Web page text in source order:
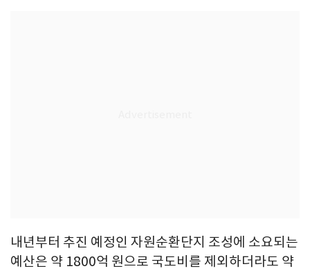
내년부터 추진 예정인 자원순환단지 조성에 소요되는
예산은 약 1800억 원으로 국도비를 제외하더라도 약